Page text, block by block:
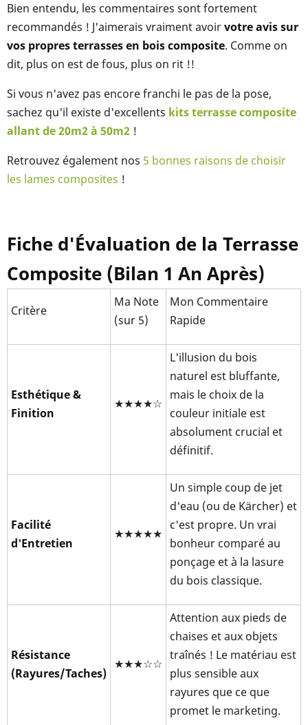
Bien entendu, les commentaires sont fortement
recommandés ! J'aimerais vraiment avoirvotre avis sur
vos propres terrasses en bois composite. Comme on
dit, plus on est de fous, plus on rit !!
Si vous n'avez pas encore franchi le pas de la pose,
sachez qu'il existe d'excellents kits terrasse composite
allant de 20m2 à 50m2 !
Retrouvez également nos 5 bonnes raisons de choisir
les lames composites !
Fiche d'Évaluation de la Terrasse
Composite (Bilan 1 An Après)
Critère
Ma Note
(sur 5)
Mon Commentaire
Rapide
Esthétique &
Finition
★★★★☆
L'illusion du bois
naturel est bluffante,
mais le choix de la
couleur initiale est
absolument crucial et
définitif.
Facilité
d'Entretien
★★★★★
Un simple coup de jet
d'eau (ou de Kärcher) et
c'est propre. Un vrai
bonheur comparé au
ponçage et à la lasure
du bois classique.
Résistance
(Rayures/Taches)
★★★☆☆
Attention aux pieds de
chaises et aux objets
traînés ! Le matériau est
plus sensible aux
rayures que ce que
promet le marketing.